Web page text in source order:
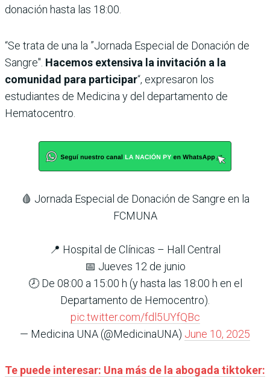
donación hasta las 18:00.
“Se trata de una la ”Jornada Especial de Donación de
Sangre". Hacemos extensiva la invitación a la
comunidad para participar“, expresaron los
estudiantes de Medicina y del departamento de
Hematocentro.
🩸 Jornada Especial de Donación de Sangre en la
FCMUNA
📍 Hospital de Clínicas – Hall Central
📅 Jueves 12 de junio
🕗 De 08:00 a 15:00 h (y hasta las 18:00 h en el
Departamento de Hemocentro).
pic.twitter.com/fdl5UYfQBc
— Medicina UNA (@MedicinaUNA) June 10, 2025
Te puede interesar: Una más de la abogada tiktoker: